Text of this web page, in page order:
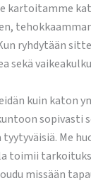
ryhdytään
sekä
kuin katon
toimii
missään